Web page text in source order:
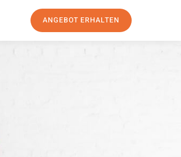
ANGEBOT ERHALTEN